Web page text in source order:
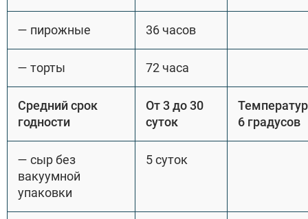
— пирожные 36 часов
— торты 72 часа
Средний срок
годности
От 3 до 30
суток
6 градусов
— сыр без
вакуумной
упаковки
5 суток